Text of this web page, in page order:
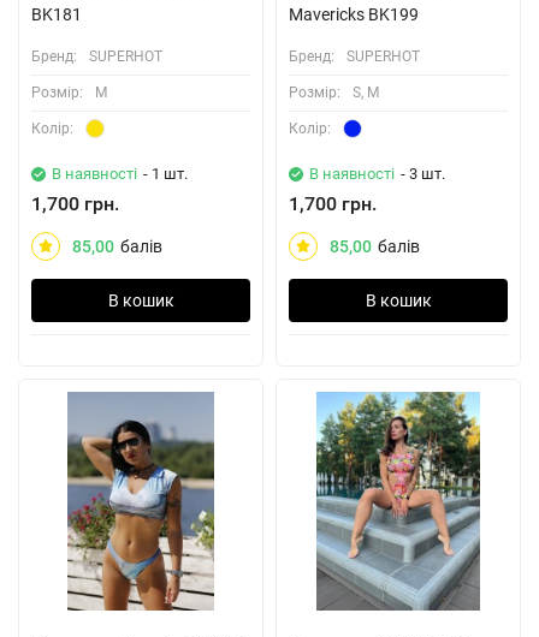
BK181
Бренд: SUPERHOT
Розмiр: M
Колiр:
В наявності - 1 шт.
1,700 грн.
85,00 балів
В кошик
Mavericks BK199
Бренд: SUPERHOT
Розмiр: S, M
Колiр:
В наявності - 3 шт.
1,700 грн.
85,00 балів
В кошик